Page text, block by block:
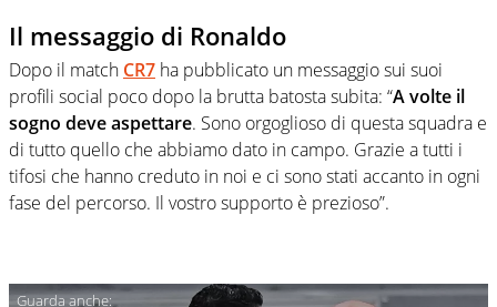
Il messaggio di Ronaldo
Dopo il match CR7 ha pubblicato un messaggio sui suoi
profili social poco dopo la brutta batosta subita: “A volte il
sogno deve aspettare. Sono orgoglioso di questa squadra e
di tutto quello che abbiamo dato in campo. Grazie a tutti i
tifosi che hanno creduto in noi e ci sono stati accanto in ogni
fase del percorso. Il vostro supporto è prezioso”.